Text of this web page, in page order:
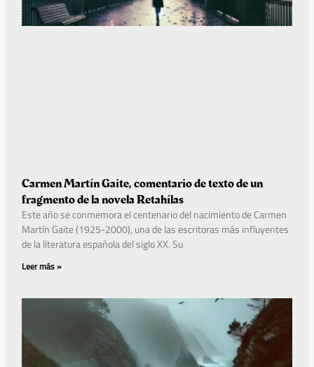
Carmen Martín Gaite, comentario de texto de un
fragmento de la novela Retahílas
Este año se conmemora el centenario del nacimiento de Carmen
Martín Gaite (1925-2000), una de las escritoras más influyentes
de la literatura española del siglo XX. Su
Leer más »